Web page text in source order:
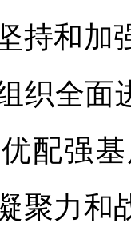
持和加
织全面
配强
聚力和